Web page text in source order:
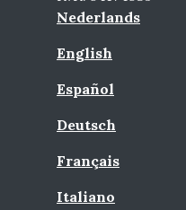
Nederlands
English
Español
Deutsch
Français
Italiano